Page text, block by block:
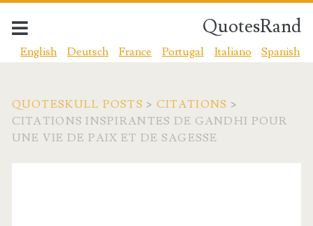
QuotesRand
English Deutsch France Portugal Italiano Spanish
QUOTESKULL POSTS > CITATIONS >
CITATIONS INSPIRANTES DE GANDHI POUR
UNE VIE DE PAIX ET DE SAGESSE